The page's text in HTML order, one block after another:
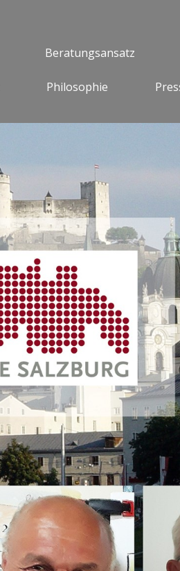
Beratungsansatz
Philosophie